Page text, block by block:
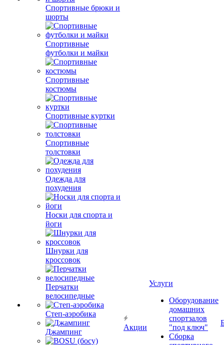
Спортивные брюки и
шорты
Спортивные
футболки и майки
Спортивные
костюмы
Спортивные куртки
Спортивные
толстовки
Одежда для
похудения
Носки для спорта и
йоги
Шнурки для
кроссовок
Перчатки
велосипедные
Степ-аэробика
Джампинг
Акции
Услуги
Оборудование
домашних
спортзалов
"под ключ"
Сборка